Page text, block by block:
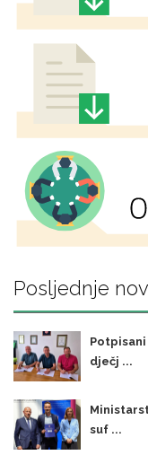
Posljednje
dječj ...
suf ...